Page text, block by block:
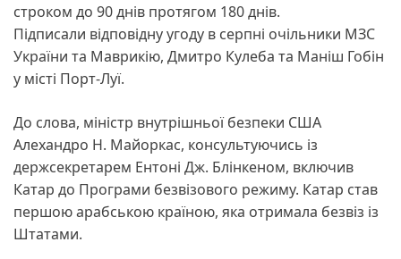
строком до 90 днів протягом 180 днів.
Підписали відповідну угоду в серпні очільники МЗС
України та Маврикію, Дмитро Кулеба та Маніш Гобін
у місті Порт-Луї.
До слова, міністр внутрішньої безпеки США
Алехандро Н. Майоркас, консультуючись із
держсекретарем Ентоні Дж. Блінкеном, включив
Катар до Програми безвізового режиму. Катар став
першою арабською країною, яка отримала безвіз із
Штатами.